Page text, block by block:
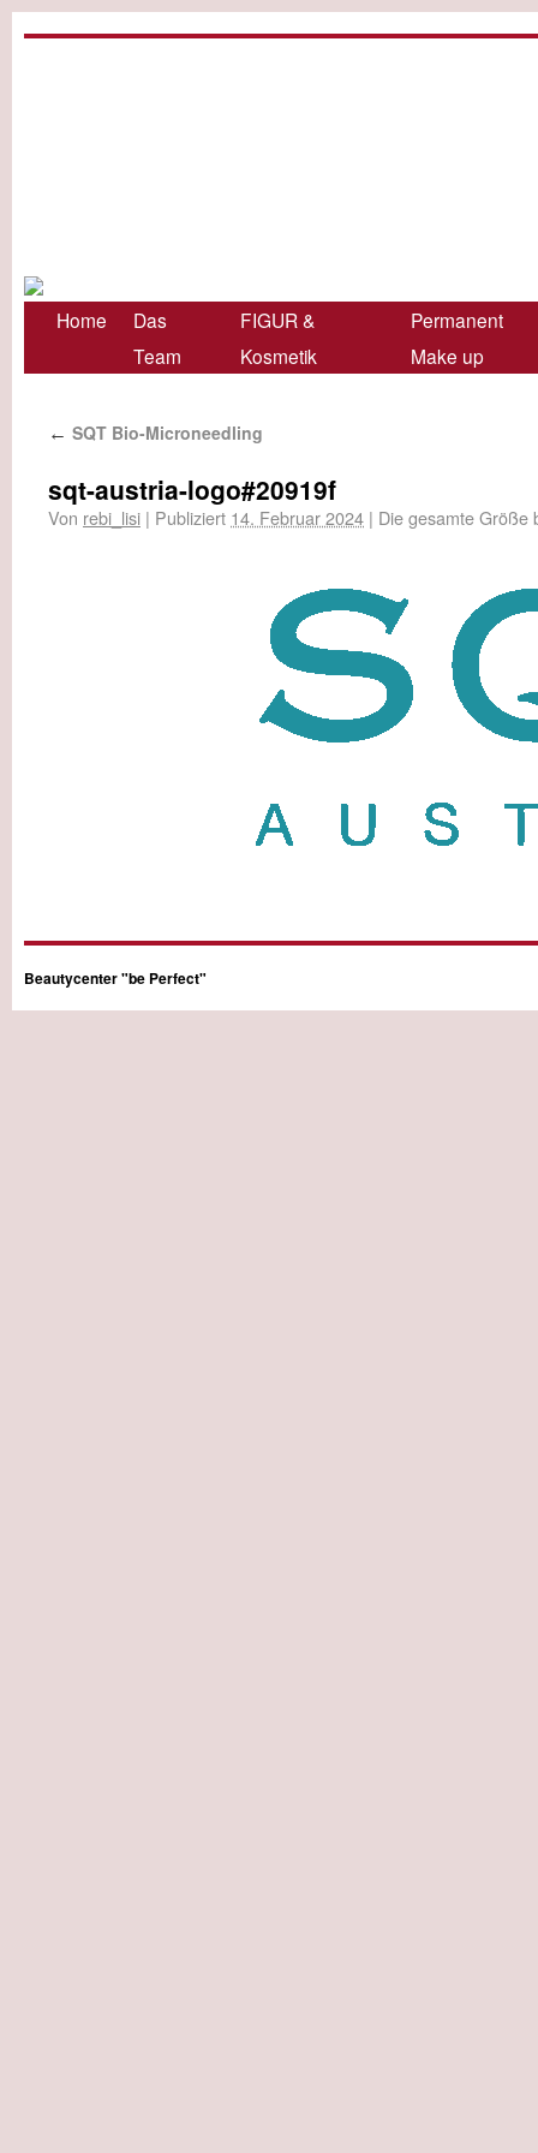
Home
Das
Team
FIGUR &
Kosmetik
Permanent
Make up
← SQT Bio-Microneedling
sqt-austria-logo#20919f
Von rebi_lisi | Publiziert 14. Februar 2024 | Die gesamte Größe
Beautycenter "be Perfect"